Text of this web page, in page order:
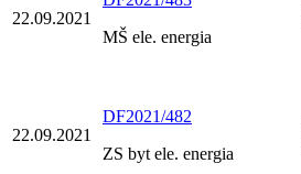
22.09.2021
MŠ ele. energia
22.09.2021
DF2021/482
ZS byt ele. energia